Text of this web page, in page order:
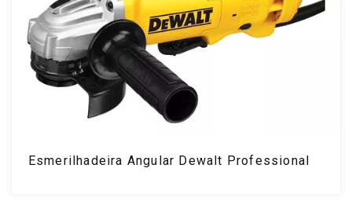
Esmerilhadeira Angular Dewalt Professional